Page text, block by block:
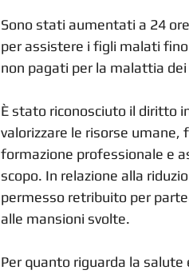
Sono stati aumentati a 24
per assistere i figli malati
non pagati per la malattia
È stato riconosciuto il diritto
valorizzare le risorse umane,
formazione professionale e
scopo. In relazione alla
permesso retribuito per
alle mansioni svolte.
Per quanto riguarda la salute